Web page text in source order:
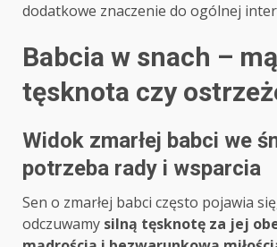
dodatkowe znaczenie do ogólnej
Babcia w snach –
tęsknota czy
Widok zmarłej babci we
potrzeba rady i wsparcia
Sen o zmarłej babci często pojawia
odczuwamy silną tęsknotę za jej